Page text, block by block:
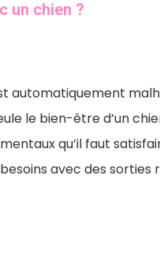
un chien ?
automatiquement
le bien-être d’un
qu’il faut
avec des sorties